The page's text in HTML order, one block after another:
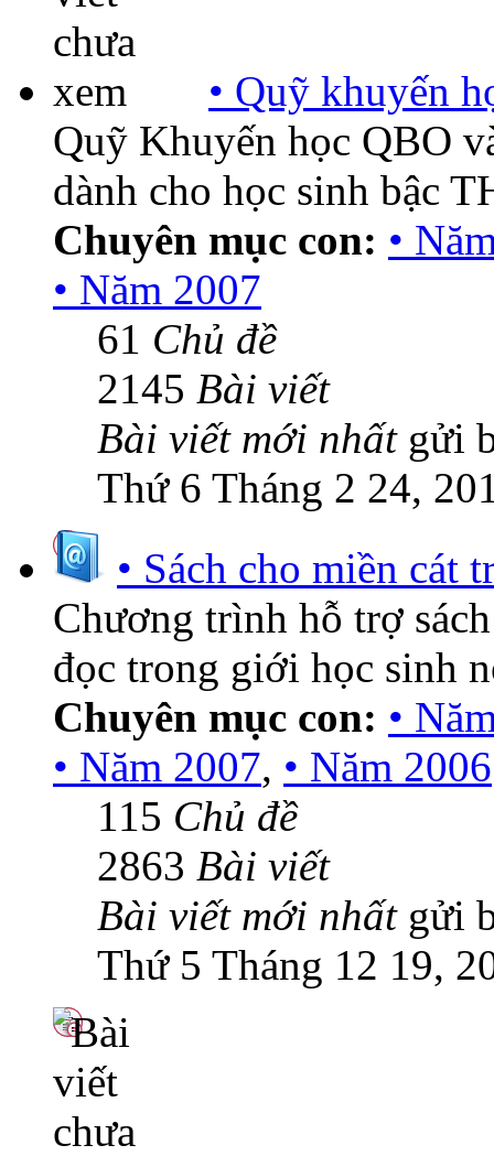
• Quỹ khuyến
Quỹ Khuyến học QBO
dành cho học sinh bậc
Chuyên mục con: •
• Năm 2007
61 Chủ đề
2145 Bài viết
Bài viết mới nhấtgửi
Thứ 6 Tháng 2 24,
• Sách cho miền cát
Chương trình hỗ trợ
đọc trong giới học sinh
Chuyên mục con: •
• Năm 2007, • Năm 2006
115 Chủ đề
2863 Bài viết
Bài viết mới nhấtgửi
Thứ 5 Tháng 12 19,